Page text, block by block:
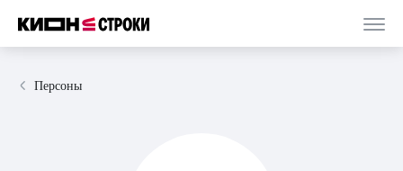
Персоны